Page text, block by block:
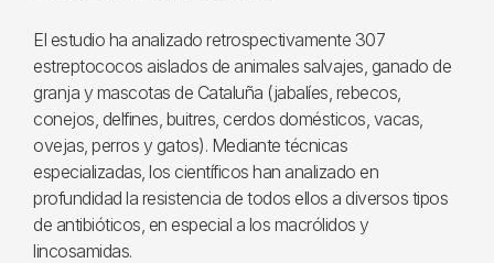
El estudio ha analizado retrospectivamente 307
estreptococos aislados de animales salvajes, ganado de
granja y mascotas de Cataluña (jabalíes, rebecos,
conejos, delfines, buitres, cerdos domésticos, vacas,
ovejas, perros y gatos). Mediante técnicas
especializadas, los científicos han analizado en
profundidad la resistencia de todos ellos a diversos tipos
de antibióticos, en especial a los macrólidos y
lincosamidas.